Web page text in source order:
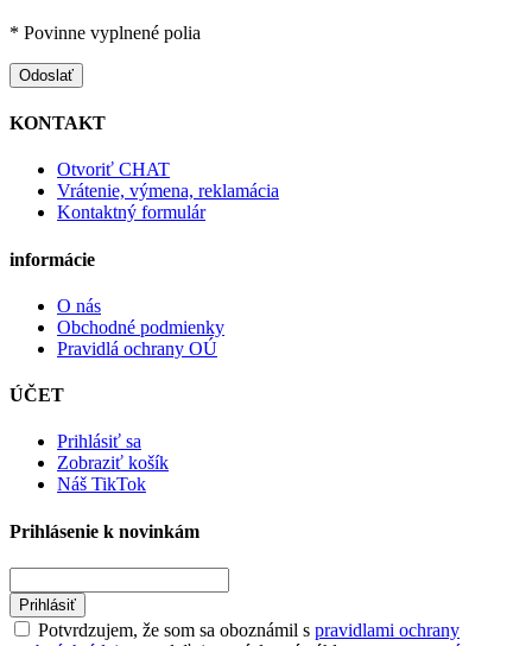
* Povinne vyplnené polia
Odoslať
KONTAKT
Otvoriť CHAT
Vrátenie, výmena, reklamácia
Kontaktný formulár
informácie
O nás
Obchodné podmienky
Pravidlá ochrany OÚ
ÚČET
Prihlásiť sa
Zobraziť košík
Náš TikTok
Prihlásenie k novinkám
Prihlásiť
Potvrdzujem, že som sa oboznámil s pravidlami ochrany